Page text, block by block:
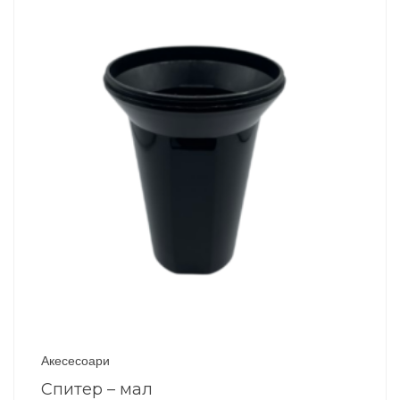
Акесесоари
Спитер – мал